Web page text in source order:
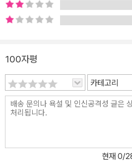
100자평
카테고리
현재 0/